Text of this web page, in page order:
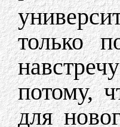
только
потому,
для